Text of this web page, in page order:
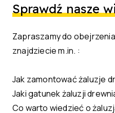
Sprawdź nasze
Zapraszamy do
znajdziecie m.in. :
Jak zamontować żaluzje
Jaki gatunek żaluzji
Co warto wiedzieć o